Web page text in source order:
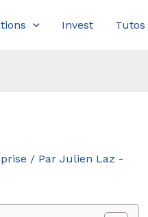
Invest Tutos
/ Par Julien Laz -